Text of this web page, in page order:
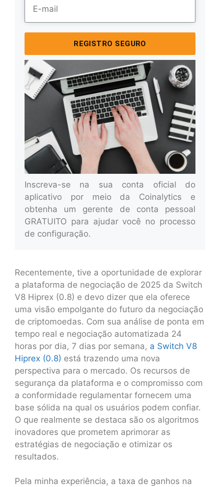
Inscreva-se na sua conta oficial do
aplicativo por meio da Coinalytics e
obtenha um gerente de conta pessoal
GRATUITO para ajudar você no processo
de configuração.
REGISTRO SEGURO
Recentemente, tive a oportunidade de explorar
a plataforma de negociação de 2025 da Switch
V8 Hiprex (0.8) e devo dizer que ela oferece
uma visão empolgante do futuro da negociação
de criptomoedas. Com sua análise de ponta em
tempo real e negociação automatizada 24
horas por dia, 7 dias por semana, a Switch V8
Hiprex (0.8) está trazendo uma nova
perspectiva para o mercado. Os recursos de
segurança da plataforma e o compromisso com
a conformidade regulamentar fornecem uma
base sólida na qual os usuários podem confiar.
O que realmente se destaca são os algoritmos
inovadores que prometem aprimorar as
estratégias de negociação e otimizar os
resultados.
Pela minha experiência, a taxa de ganhos na